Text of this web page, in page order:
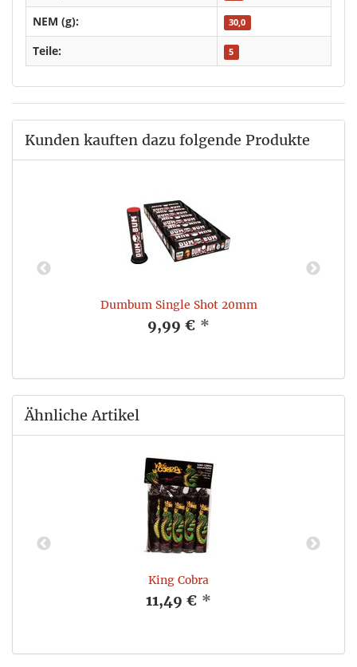
NEM (g): 30,0
Teile: 5
Kunden kauften dazu folgende Produkte
Dumbum Single Shot 20mm
9,99 € *
Ähnliche Artikel
King Cobra
11,49 € *